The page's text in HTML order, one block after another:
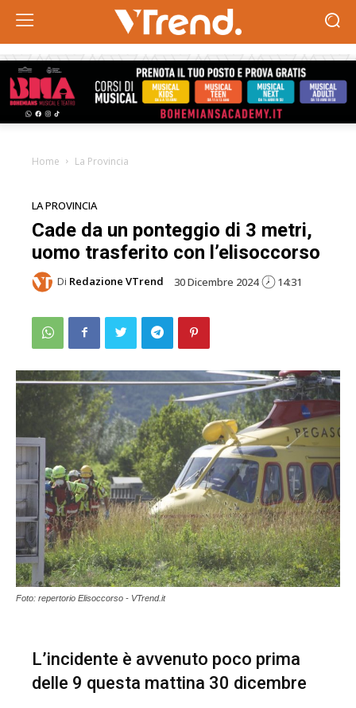
Home La Provincia
LA PROVINCIA
Cade da un ponteggio di 3 metri,
uomo trasferito con l’elisoccorso
Di Redazione VTrend 30 Dicembre 2024 14:31
Foto: repertorio Elisoccorso - VTrend.it
L’incidente è avvenuto poco prima
delle 9 questa mattina 30 dicembre